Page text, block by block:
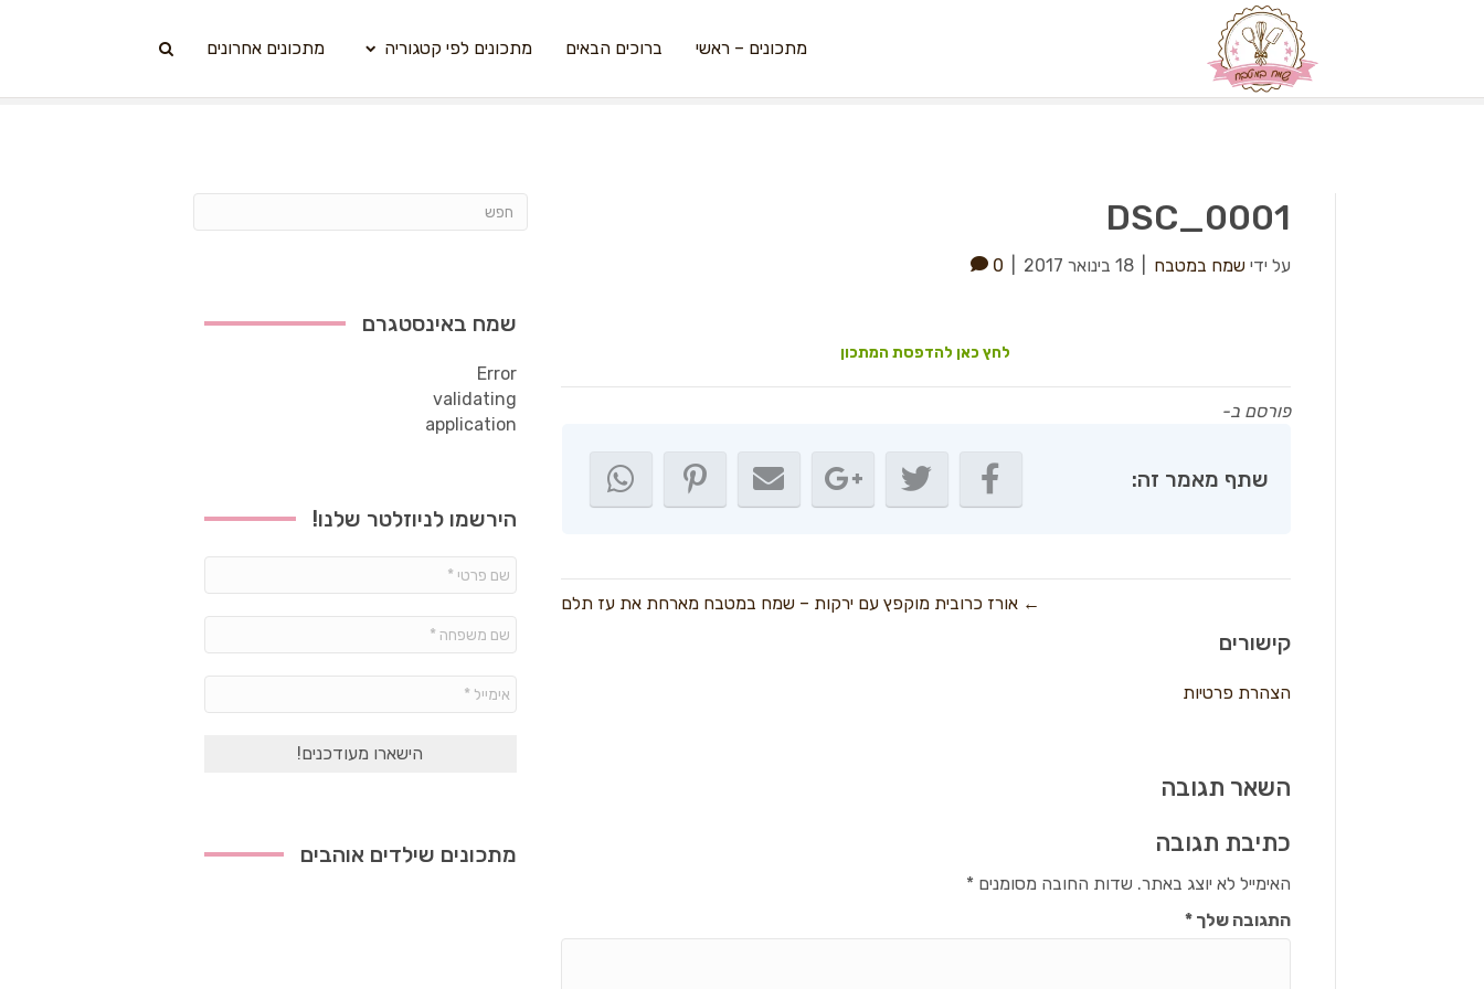
מתכונים – ראשי ברוכים הבאים מתכונים לפי קטגוריה מתכונים אחרונים
DSC_0001
על ידי שמח במטבח 18 בינואר 2017 0
לחץ כאן להדפסת המתכון
פורסם ב-
שתף מאמר זה:
← אורז כרובית מוקפץ עם ירקות – שמח במטבח מארחת את עז תלם
קישורים
הצהרת פרטיות
השאר תגובה
כתיבת תגובה
האימייל לא יוצג באתר. שדות החובה מסומנים*
התגובה שלך*
שמח באינסטגרם
Error
validating
application
הירשמו לניוזלטר שלנו!
פרטי
משפחה
*
מתכונים שילדים אוהבים